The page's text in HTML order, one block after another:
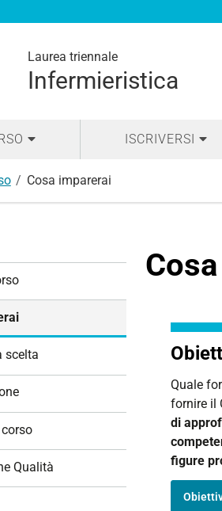
Laurea triennale
Infermieristica
ISCRIVERSI
Cosa imparerai
Quale
fornire il
di
figure
scelta
Qualità